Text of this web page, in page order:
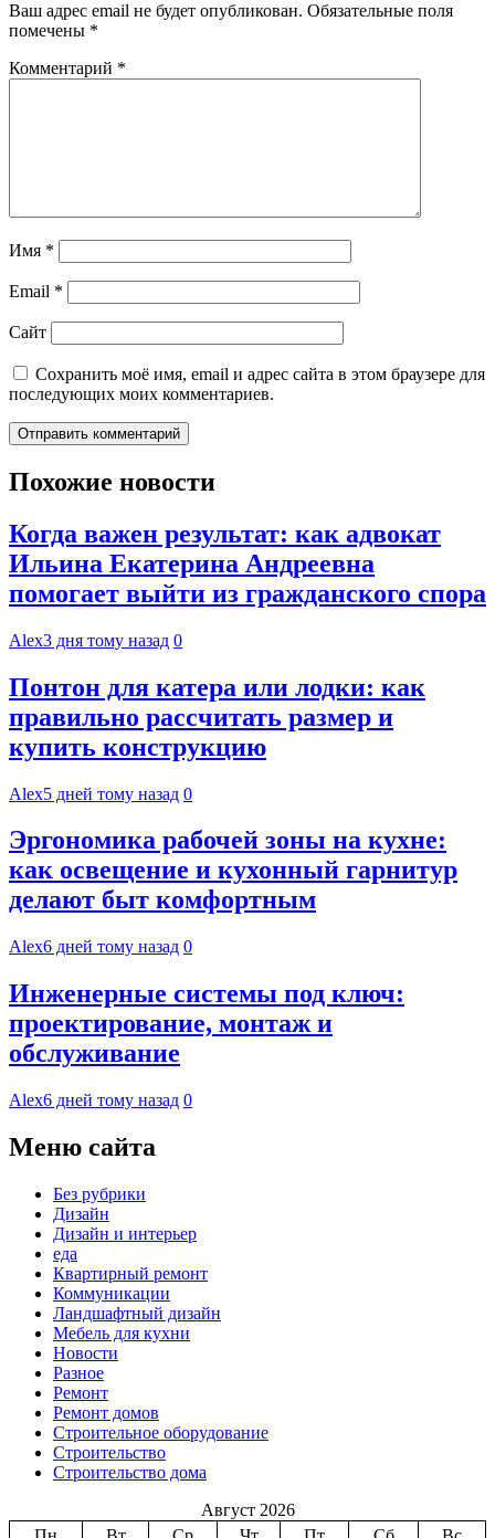
Ваш адрес email не будет опубликован. Обязательные поля
помечены *
Комментарий *
Имя *
Email *
Сайт
Сохранить моё имя, email и адрес сайта в этом браузере для
последующих моих комментариев.
Похожие новости
Когда важен результат: как адвокат
Ильина Екатерина Андреевна
помогает выйти из гражданского спора
Alex3 дня тому назад 0
Понтон для катера или лодки: как
правильно рассчитать размер и
купить конструкцию
Alex5 дней тому назад 0
Эргономика рабочей зоны на кухне:
как освещение и кухонный гарнитур
делают быт комфортным
Alex6 дней тому назад 0
Инженерные системы под ключ:
проектирование, монтаж и
обслуживание
Alex6 дней тому назад 0
Меню сайта
Без рубрики
Дизайн
Дизайн и интерьер
еда
Квартирный ремонт
Коммуникации
Ландшафтный дизайн
Мебель для кухни
Новости
Разное
Ремонт
Ремонт домов
Строительное оборудование
Строительство
Строительство дома
Август 2026